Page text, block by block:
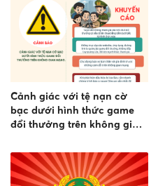
Cảnh giác với tệ nạn cờ
bạc dưới hình thức game
đổi thưởng trên không gian